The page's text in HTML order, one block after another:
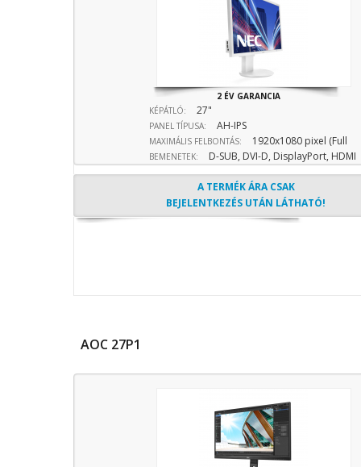
2 ÉV GARANCIA
KÉPÁTLÓ:
27"
PANEL TÍPUSA: AH-IPS
MAXIMÁLIS FELBONTÁS:
1920x1080 pixel (Full
HD) 16:9 képarány
BEMENETEK:
D-SUB, DVI-D, DisplayPort, HDMI
bemenet
A TERMÉK ÁRA CSAK
BEJELENTKEZÉS UTÁN LÁTHATÓ!
AOC 27P1